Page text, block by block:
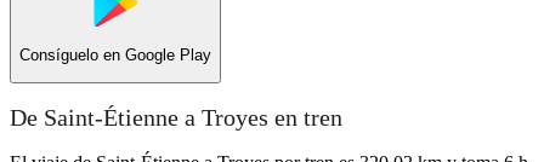
Consíguelo en Google Play
De Saint-Étienne a Troyes en tren